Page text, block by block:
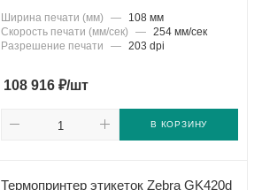
Ширина печати (мм) —
108 мм
Скорость печати (мм/сек)
— 254 мм/сек
Разрешение печати
— 203 dpi
108 916 ₽/шт
В КОРЗИНУ
Термопринтер этикеток Zebra GK420d